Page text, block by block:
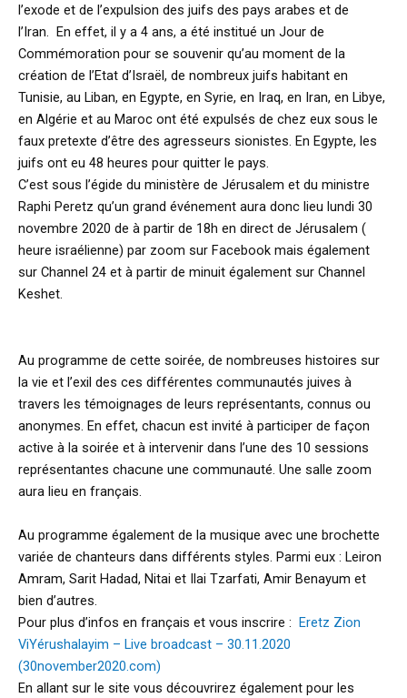
l’exode et de l’expulsion des juifs des pays arabes et de
l’Iran. En effet, il y a 4 ans, a été institué un Jour de
Commémoration pour se souvenir qu’au moment de la
création de l’Etat d’Israël, de nombreux juifs habitant en
Tunisie, au Liban, en Egypte, en Syrie, en Iraq, en Iran, en Libye,
en Algérie et au Maroc ont été expulsés de chez eux sous le
faux pretexte d’être des agresseurs sionistes. En Egypte, les
juifs ont eu 48 heures pour quitter le pays.
C’est sous l’égide du ministère de Jérusalem et du ministre
Raphi Peretz qu’un grand événement aura donc lieu lundi 30
novembre 2020 de à partir de 18h en direct de Jérusalem (
heure israélienne) par zoom sur Facebook mais également
sur Channel 24 et à partir de minuit également sur Channel
Keshet.
Au programme de cette soirée, de nombreuses histoires sur
la vie et l’exil des ces différentes communautés juives à
travers les témoignages de leurs représentants, connus ou
anonymes. En effet, chacun est invité à participer de façon
active à la soirée et à intervenir dans l’une des 10 sessions
représentantes chacune une communauté. Une salle zoom
aura lieu en français.
Au programme également de la musique avec une brochette
variée de chanteurs dans différents styles. Parmi eux : Leiron
Amram, Sarit Hadad, Nitai et Ilai Tzarfati, Amir Benayum et
bien d’autres.
Pour plus d’infos en français et vous inscrire : Eretz Zion
ViYérushalayim – Live broadcast – 30.11.2020
(30november2020.com)
En allant sur le site vous découvrirez également pour les